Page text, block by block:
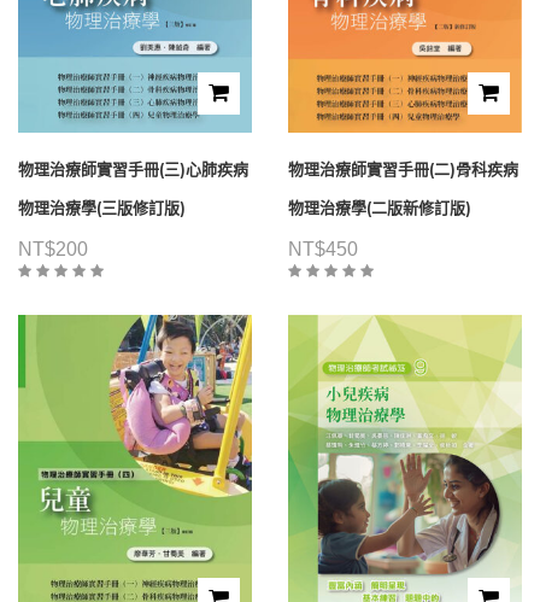
物理治療師實習手冊(三)心肺疾病
物理治療學(三版修訂版)
NT$200
物理治療師實習手冊(二)骨科疾病
物理治療學(二版新修訂版)
NT$450